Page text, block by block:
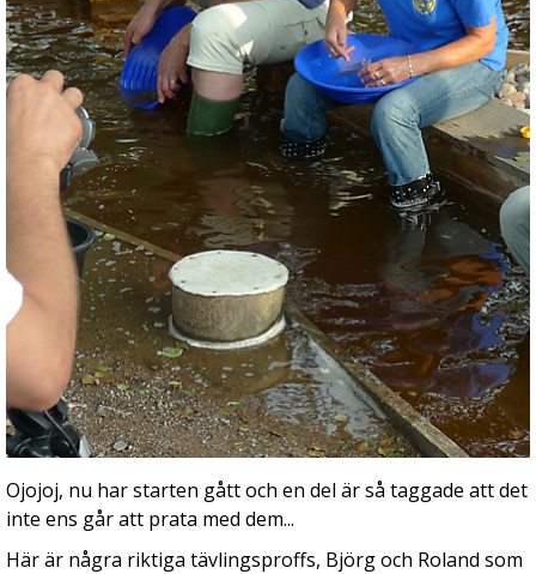
Ojojoj, nu har starten gått och en del är så taggade att det
inte ens går att prata med dem...
Här är några riktiga tävlingsproffs, Björg och Roland som